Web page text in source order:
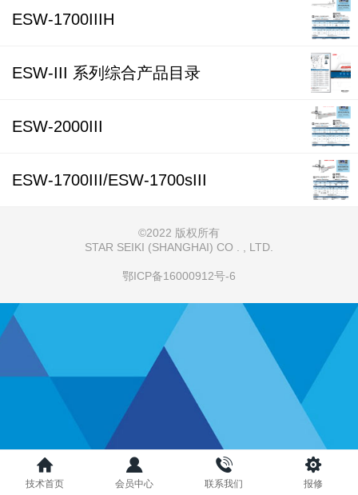
ESW-1700IIIH
ESW-III 系列综合产品目录
ESW-2000III
ESW-1700III/ESW-1700sIII
©2022 版权所有
STAR SEIKI (SHANGHAI) CO . , LTD.
鄂ICP备16000912号-6
技术首页 会员中心 联系我们 报修